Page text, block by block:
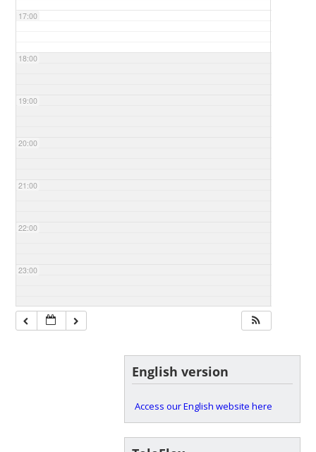
17:00
18:00
19:00
20:00
21:00
22:00
23:00
English version
Access our English website here